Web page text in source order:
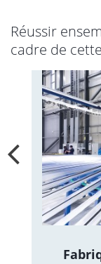
Réussir
cadre de